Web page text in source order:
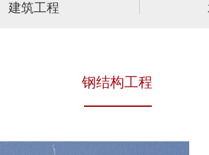
建筑工程
钢结构工程